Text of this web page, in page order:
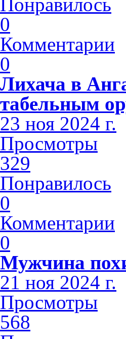
0
Комментарии
0
Лихача в
табельным
23 ноя 2024 г.
Просмотры
329
Понравилось
0
Комментарии
0
Мужчина
21 ноя 2024 г.
Просмотры
568